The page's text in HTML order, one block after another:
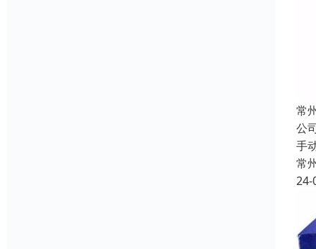
常
公
手
常
24-